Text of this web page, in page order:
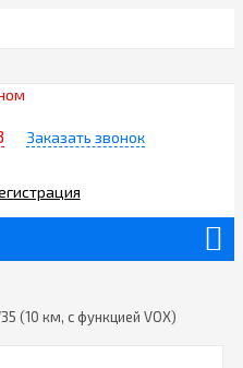
Заказать звонок
(10 км, с функцией VOX)